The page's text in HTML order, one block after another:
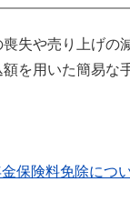
失や売り上げの
を用いた簡易な
保険料免除につ